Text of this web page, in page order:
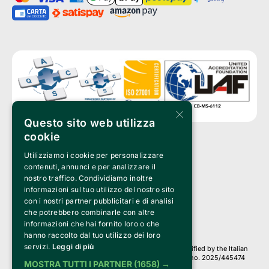
Clappit is a trademark of:
Bemils Srl
a Socio Unico
Via Fosse Ardeatine, 4 -20092 Cinisello Balsamo (MI)
PI 05589050961
Iscr. C.C.I.A.A. Milano R.E.A. 1833471
© 2010-2025 Bemils Srl - All rights reserved
Credits:
Clappit is based on the Belive 6.2 ticketing platform, certified by the Italian
Revenue Agency (Agenzia delle Entrate) under protocol no. 2025/445474
dated November 6, 2025.
×
Questo sito web utilizza
cookie
Utilizziamo i cookie per personalizzare
contenuti, annunci e per analizzare il
nostro traffico. Condividiamo inoltre
informazioni sul tuo utilizzo del nostro sito
con i nostri partner pubblicitari e di analisi
che potrebbero combinarle con altre
informazioni che hai fornito loro o che
hanno raccolto dal tuo utilizzo dei loro
servizi. Leggi di più
MOSTRA TUTTI I PARTNER (1658) →